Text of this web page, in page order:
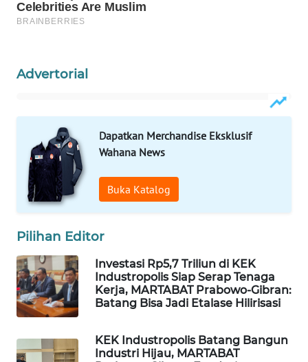
Advertorial
Dapatkan Merchandise Eksklusif
Wahana News
Buka Katalog
Pilihan Editor
Investasi Rp5,7 Triliun di KEK
Industropolis Siap Serap Tenaga
Kerja, MARTABAT Prabowo-Gibran:
Batang Bisa Jadi Etalase Hilirisasi
KEK Industropolis Batang Bangun
Industri Hijau, MARTABAT
SELEB
WAHANA
HEALTH
WAHANA
DESA
LAPAK
WAHANA
Wahana